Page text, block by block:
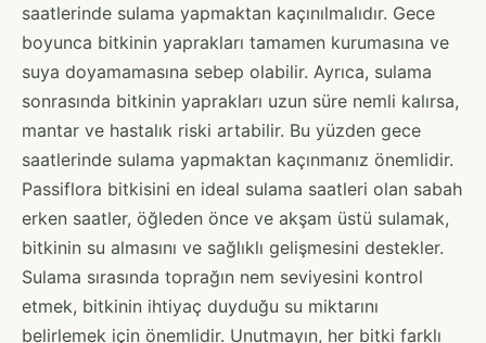
saatlerinde sulama yapmaktan kaçınılmalıdır. Gece
boyunca bitkinin yaprakları tamamen kurumasına ve
suya doyamamasına sebep olabilir. Ayrıca, sulama
sonrasında bitkinin yaprakları uzun süre nemli kalırsa,
mantar ve hastalık riski artabilir. Bu yüzden gece
saatlerinde sulama yapmaktan kaçınmanız önemlidir.
Passiflora bitkisini en ideal sulama saatleri olan sabah
erken saatler, öğleden önce ve akşam üstü sulamak,
bitkinin su almasını ve sağlıklı gelişmesini destekler.
Sulama sırasında toprağın nem seviyesini kontrol
etmek, bitkinin ihtiyaç duyduğu su miktarını
belirlemek için önemlidir. Unutmayın, her bitki farklı